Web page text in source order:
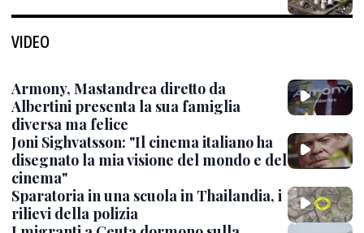
VIDEO
Armony, Mastandrea diretto da
Albertini presenta la sua famiglia
diversa ma felice
Joni Sighvatsson: "Il cinema italiano ha
disegnato la mia visione del mondo e del
cinema"
Sparatoria in una scuola in Thailandia, i
rilievi della polizia